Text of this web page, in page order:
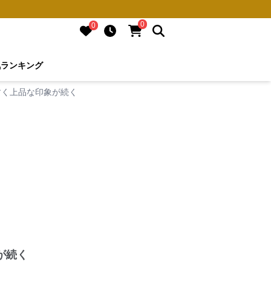
0 0
ランキング
上品な印象が続く
続く